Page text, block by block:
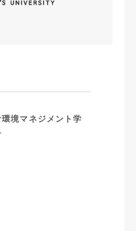
環境マネジメント学